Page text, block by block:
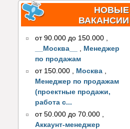
НОВЫЕ
ВАКАНСИИ
от 90.000 до 150.000 ,
__Москва__
, Менеджер
по продажам
от 150.000
Москва
Менеджер по продажам
(проектные продажи,
работа с...
от 50.000 до 70.000
Аккаунт-менеджер